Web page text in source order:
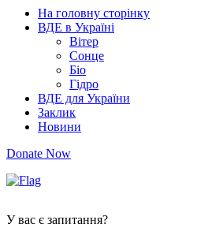
На головну сторінку
ВДЕ в Україні
Вітер
Сонце
Біо
Гідро
ВДЕ для України
Заклик
Новини
Donate Now
У вас є запитання?